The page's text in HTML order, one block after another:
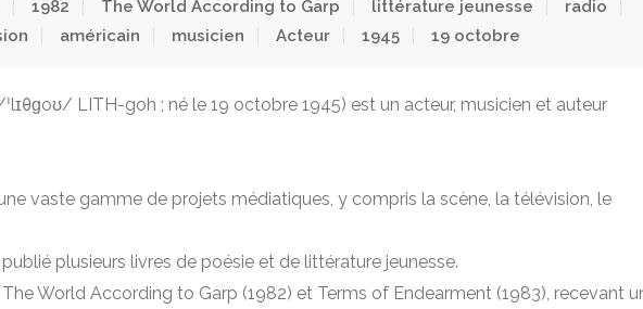
1982 The World According to Garp littérature jeunesse
radio
américain musicien Acteur 1945 19 octobre
LITH-goh ; né le 19 octobre 1945) est un acteur, musicien et auteur
vaste gamme de projets médiatiques, y compris la scène, la télévision, le
plusieurs livres de poésie et de littérature jeunesse.
World According to Garp (1982) et Terms of Endearment (1983), recevant